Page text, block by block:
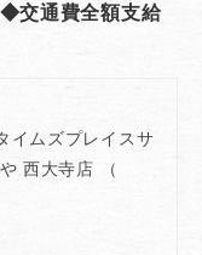
交通費全額支給
イムズプレイスサ
西大寺店 （